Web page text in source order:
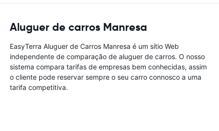
Aluguer de carros Manresa
EasyTerra Aluguer de Carros Manresa é um sítio Web
independente de comparação de aluguer de carros. O nosso
sistema compara tarifas de empresas bem conhecidas, assim
o cliente pode reservar sempre o seu carro connosco a uma
tarifa competitiva.